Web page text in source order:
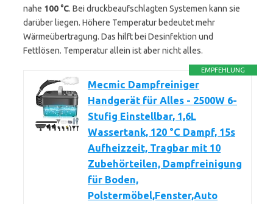
nahe 100 °C. Bei druckbeaufschlagten Systemen kann sie
darüber liegen. Höhere Temperatur bedeutet mehr
Wärmeübertragung. Das hilft bei Desinfektion und
Fettlösen. Temperatur allein ist aber nicht alles.
EMPFEHLUNG
Mecmic Dampfreiniger
Handgerät für Alles - 2500W 6-
Stufig Einstellbar, 1,6L
Wassertank, 120 °C Dampf, 15s
Aufheizzeit, Tragbar mit 10
Zubehörteilen, Dampfreinigung
für Boden,
Polstermöbel,Fenster,Auto